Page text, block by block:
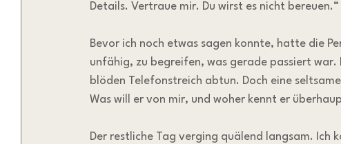
Details. Vertraue mir. Du wirst es nicht bereuen.“
Bevor ich noch etwas sagen konnte, hatte die
unfähig, zu begreifen, was gerade passiert war.
blöden Telefonstreich abtun. Doch eine
Was will er von mir, und woher kennt er
Der restliche Tag verging quälend langsam. Ich